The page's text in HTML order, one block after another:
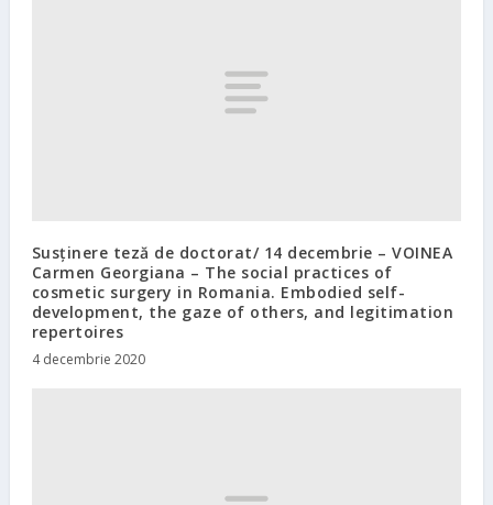
Susținere teză de doctorat/ 14 decembrie – VOINEA
Carmen Georgiana – The social practices of
cosmetic surgery in Romania. Embodied self-
development, the gaze of others, and legitimation
repertoires
4 decembrie 2020